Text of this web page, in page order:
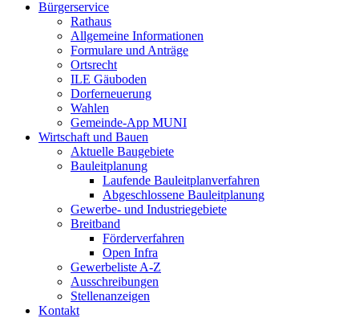
Bürgerservice
Rathaus
Allgemeine Informationen
Formulare und Anträge
Ortsrecht
ILE Gäuboden
Dorferneuerung
Wahlen
Gemeinde-App MUNI
Wirtschaft und Bauen
Aktuelle Baugebiete
Bauleitplanung
Laufende Bauleitplanverfahren
Abgeschlossene Bauleitplanung
Gewerbe- und Industriegebiete
Breitband
Förderverfahren
Open Infra
Gewerbeliste A-Z
Ausschreibungen
Stellenanzeigen
Kontakt